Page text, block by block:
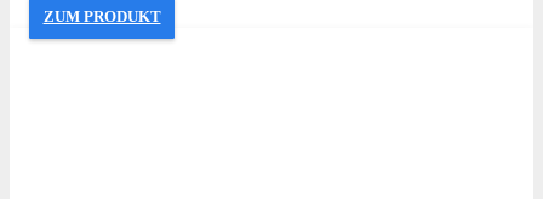
ZUM PRODUKT